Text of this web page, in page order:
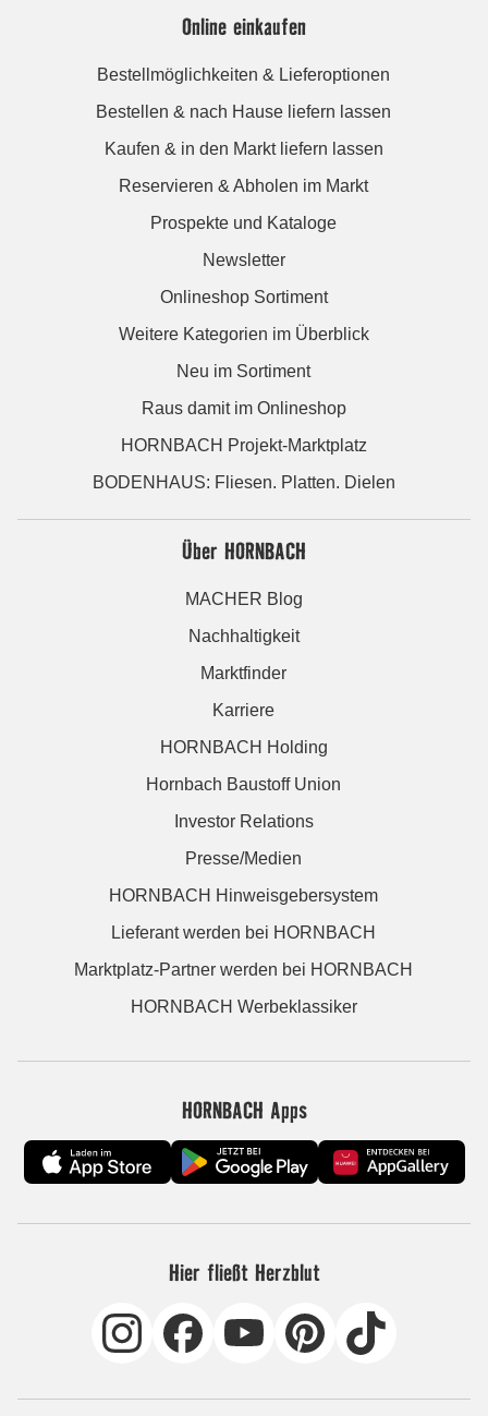
Online einkaufen
Bestellmöglichkeiten & Lieferoptionen
Bestellen & nach Hause liefern lassen
Kaufen & in den Markt liefern lassen
Reservieren & Abholen im Markt
Prospekte und Kataloge
Newsletter
Onlineshop Sortiment
Weitere Kategorien im Überblick
Neu im Sortiment
Raus damit im Onlineshop
HORNBACH Projekt-Marktplatz
BODENHAUS: Fliesen. Platten. Dielen
Über HORNBACH
MACHER Blog
Nachhaltigkeit
Marktfinder
Karriere
HORNBACH Holding
Hornbach Baustoff Union
Investor Relations
Presse/Medien
HORNBACH Hinweisgebersystem
Lieferant werden bei HORNBACH
Marktplatz-Partner werden bei HORNBACH
HORNBACH Werbeklassiker
HORNBACH Apps
Hier fließt Herzblut